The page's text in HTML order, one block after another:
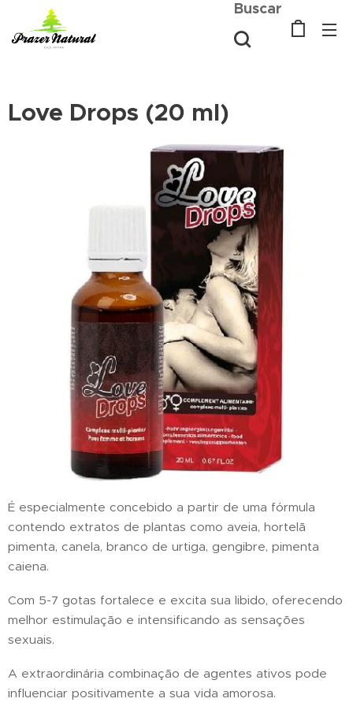
Buscar
Love Drops (20 ml)
É especialmente concebido a partir de uma fórmula
contendo extratos de plantas como aveia, hortelã
pimenta, canela, branco de urtiga, gengibre, pimenta
caiena.
Com 5-7 gotas fortalece e excita sua libido, oferecendo
melhor estimulação e intensificando as sensações
sexuais.
A extraordinária combinação de agentes ativos pode
influenciar positivamente a sua vida amorosa.